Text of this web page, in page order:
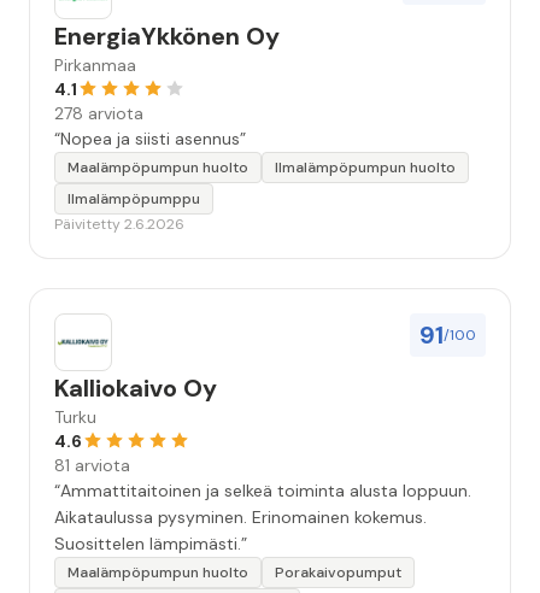
EnergiaYkkönen Oy
Pirkanmaa
4.1
278 arviota
“Nopea ja siisti asennus”
Maalämpöpumpun huolto
Ilmalämpöpumpun huolto
Ilmalämpöpumppu
Päivitetty 2.6.2026
91/100
Kalliokaivo Oy
Turku
4.6
81 arviota
“Ammattitaitoinen ja selkeä toiminta alusta loppuun.
Aikataulussa pysyminen. Erinomainen kokemus.
Suosittelen lämpimästi.”
Maalämpöpumpun huolto
Porakaivopumput